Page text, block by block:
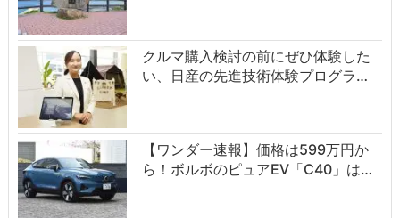
クルマ購入検討の前にぜひ体験した
い、日産の先進技術体験プログラ…
【ワンダー速報】価格は599万円か
ら！ボルボのピュアEV「C40」は…